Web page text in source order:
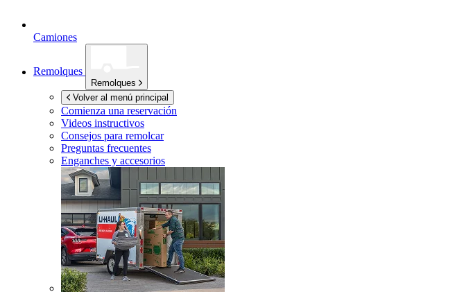
Camiones
Remolques
Remolques
Volver al menú principal
Comienza una reservación
Videos instructivos
Consejos para remolcar
Preguntas frecuentes
Enganches y accesorios